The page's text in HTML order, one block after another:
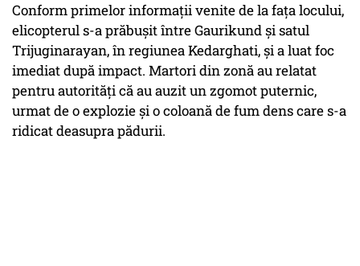
Conform primelor informații venite de la fața locului,
elicopterul s-a prăbușit între Gaurikund și satul
Trijuginarayan, în regiunea Kedarghati, și a luat foc
imediat după impact. Martori din zonă au relatat
pentru autorități că au auzit un zgomot puternic,
urmat de o explozie și o coloană de fum dens care s-a
ridicat deasupra pădurii.